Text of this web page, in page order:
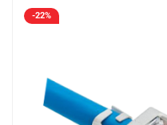
-22%